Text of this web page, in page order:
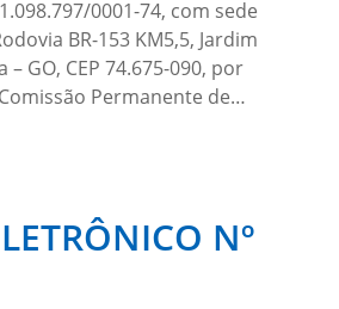
0001-74, com sede
BR-153 KM5,5, Jardim
GO, CEP 74.675-090, por
Permanente de…
Nº